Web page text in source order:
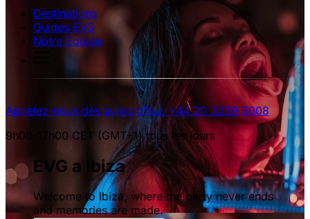
Destinations
Guides EVG
Notre Equipe
Appelez-nous dès aujourd’hui: +44 20 3239 3008
9h00-17h00 CET (GMT+1) tous les jours
EVG a Ibiza
Welcome to Ibiza, where the party never ends
and memories are made.